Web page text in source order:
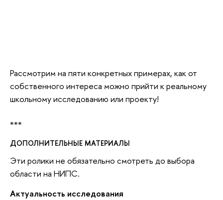
Рассмотрим на пяти конкретных примерах, как от
собственного интереса можно прийти к реальному
школьному исследованию или проекту!
***
ДОПОЛНИТЕЛЬНЫЕ МАТЕРИАЛЫ
Эти ролики не обязательно смотреть до выбора
области на НИПС.
Актуальность исследования